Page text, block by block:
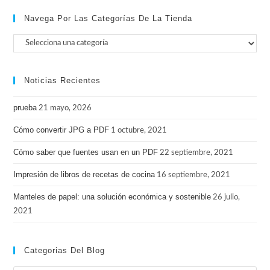
Navega Por Las Categorías De La Tienda
Noticias Recientes
prueba 21 mayo, 2026
Cómo convertir JPG a PDF 1 octubre, 2021
Cómo saber que fuentes usan en un PDF 22 septiembre, 2021
Impresión de libros de recetas de cocina 16 septiembre, 2021
Manteles de papel: una solución económica y sostenible 26 julio,
2021
Categorias Del Blog